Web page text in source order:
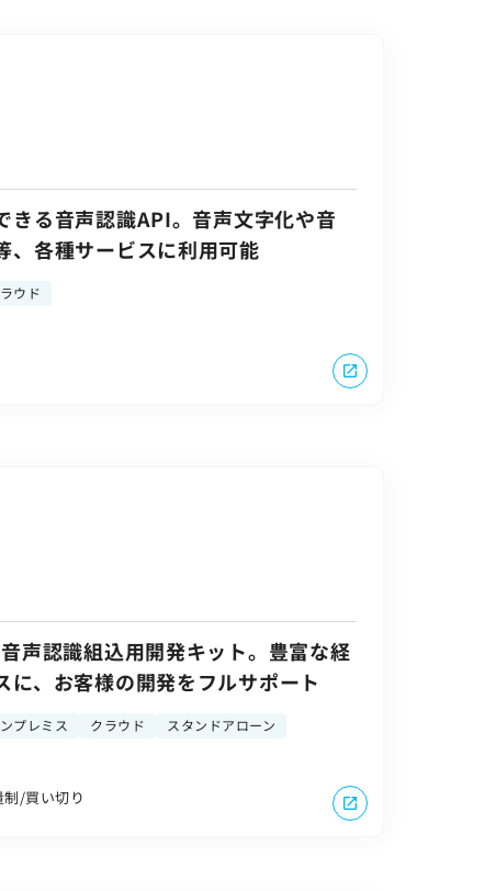
きる音声認識API。音声文字化や音
、各種サービスに利用可能
ウド
声認識組込用開発キット。豊富な経
に、お客様の開発をフルサポート
プレミス クラウド スタンドアローン
/買い切り